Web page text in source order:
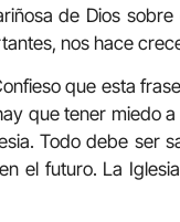
de Dios
nos hace
que esta
que tener miedo
Todo debe ser
el futuro. La